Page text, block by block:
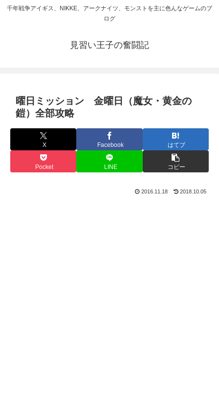
千年戦争アイギス、NIKKE、アークナイツ、モンストを主に色んなゲームのブ
ログ
見習い王子の奮闘記
曜日ミッション 金曜日（魔女・黄金の
鎧）全部攻略
X Facebook はてブ
Pocket LINE コピー
2016.11.18 2018.10.05